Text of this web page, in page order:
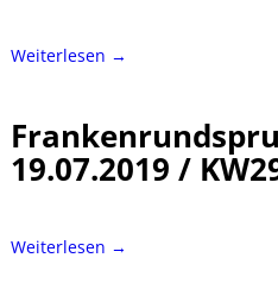
Weiterlesen →
19.07.2019 /
Weiterlesen →